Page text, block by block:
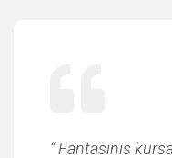
“ Fantasinis